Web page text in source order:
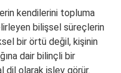
kendilerini topluma
bilişsel süreçlerin
bir örtü değil, kişinin
dair bilinçli bir
dil olarak işlev görür.